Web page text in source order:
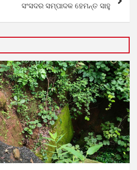
ସଂସଦର ସମ୍ପାଦକ ହେମନ୍ତ ସାହୁ